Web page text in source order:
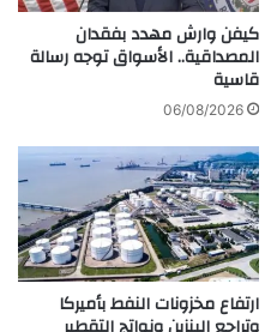
و
ث
ي
ق
ن
ا
ب
ش
ا
ت
ر
س
و
ن
غ
"
ك
ش
ف
ر
س
م
يً
ا
كيفن وارش مهدد بفقدان
المصداقية.. الأسواق توجه رسالة
قاسية
06/08/2026
ارتفاع مخزونات النفط بأميركا